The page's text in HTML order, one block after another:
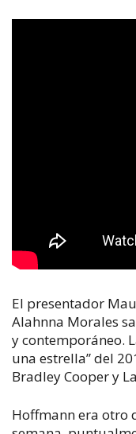
El presentador
Alahnna Morales
y contemporáneo.
una estrella” del
Bradley Cooper y
Hoffmann era otro